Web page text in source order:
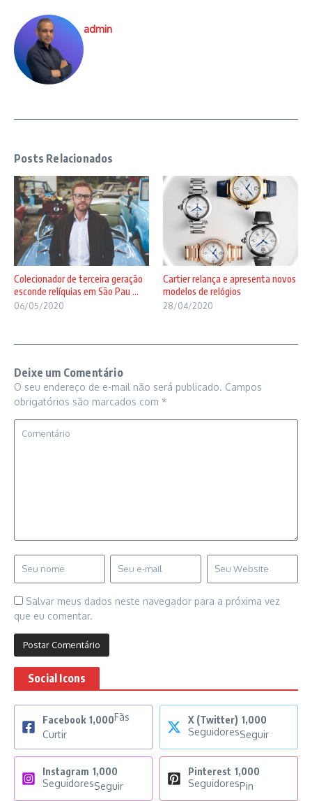
admin
Posts Relacionados
Colecionador de terceira geração
esconde relíquias em São Pau ...
06/05/2020
Cartier relança e apresenta novos
modelos de relógios
28/04/2020
Deixe um Comentário
O seu endereço de e-mail não será publicado. Campos
obrigatórios são marcados com *
Salvar meus dados neste navegador para a próxima vez
que eu comentar.
Social Icons
Facebook 1,000Fãs
Curtir
X (Twitter) 1,000
SeguidoresSeguir
Instagram 1,000
SeguidoresSeguir
Pinterest 1,000
SeguidoresPin